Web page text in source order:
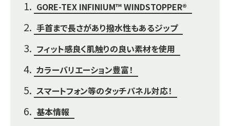
GORE-TEX INFINIUM™ WINDSTOPPER®
手首まで長さがあり撥水性もあるジップ
フィット感良く肌触りの良い素材を使用
カラーバリエーション豊富！
スマートフォン等のタッチパネル対応！
基本情報